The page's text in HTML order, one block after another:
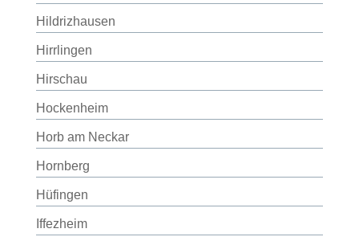
Hildrizhausen
Hirrlingen
Hirschau
Hockenheim
Horb am Neckar
Hornberg
Hüfingen
Iffezheim